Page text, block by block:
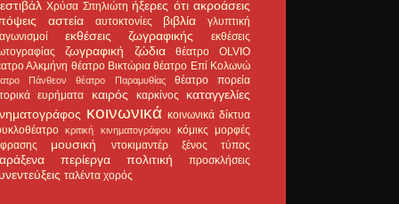
Χρύσα Σπηλιώτη ήξερες ότι ακροάσεις
αστεία αυτοκτονίες βιβλία
γλυπτική
εκθέσεις ζωγραφικής
εκθέσεις
ζωγραφική ζώδια
θέατρο OLVIO
Αλκμήνη θέατρο Βικτώρια θέατρο Επί Κολωνώ
Πάνθεον θέατρο Παραμυθίας
θέατρο πορεία
ευρήματα
καιρός καρκίνος
καταγγελίες
κοινωνικά κοινωνικά δίκτυα
κριτική κινηματογράφου κόμικς μορφές
μουσική ντοκιμαντέρ ξένος τύπος
περίεργα πολιτική προσκλήσεις
ταλέντα χορός